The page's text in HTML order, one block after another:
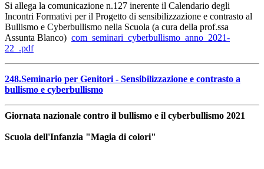
Si allega la comunicazione n.127 inerente il Calendario degli
Incontri Formativi per il Progetto di sensibilizzazione e contrasto al
Bullismo e Cyberbullismo nella Scuola (a cura della prof.ssa
Assunta Blanco) com_seminari_cyberbullismo_anno_2021-
22_.pdf
248.Seminario per Genitori - Sensibilizzazione e contrasto a
bullismo e cyberbullismo
Giornata nazionale contro il bullismo e il cyberbullismo 2021
Scuola dell'Infanzia "Magia di colori"